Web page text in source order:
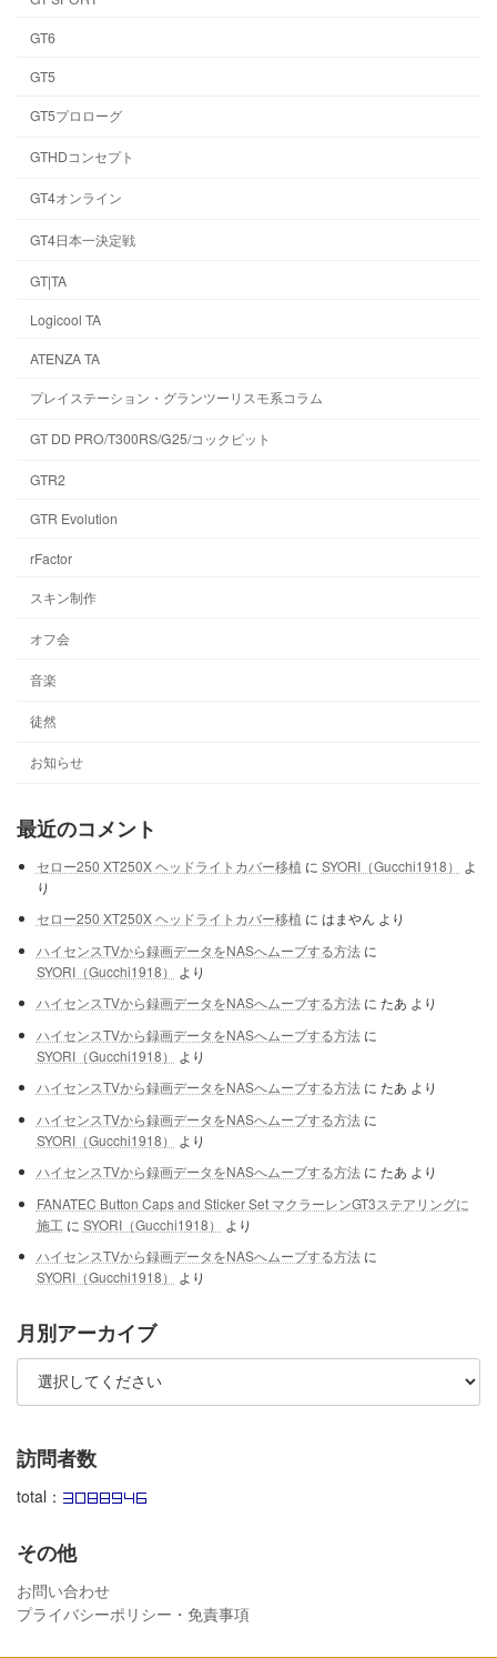
GT6
GT5
GT5プロローグ
GTHDコンセプト
GT4オンライン
GT4日本一決定戦
GT|TA
Logicool TA
ATENZA TA
プレイステーション・グランツーリスモ系コラム
GT DD PRO/T300RS/G25/コックピット
GTR2
GTR Evolution
rFactor
スキン制作
オフ会
音楽
徒然
お知らせ
最近のコメント
セロー250 XT250X ヘッドライトカバー移植 に SYORI（Gucchi1918）
よ
り
セロー250 XT250X ヘッドライトカバー移植 に はまやん より
ハイセンスTVから録画データをNASへムーブする方法に
SYORI（Gucchi1918）
より
ハイセンスTVから録画データをNASへムーブする方法に たあ より
ハイセンスTVから録画データをNASへムーブする方法に
SYORI（Gucchi1918）
より
ハイセンスTVから録画データをNASへムーブする方法に たあ より
ハイセンスTVから録画データをNASへムーブする方法に
SYORI（Gucchi1918）
より
ハイセンスTVから録画データをNASへムーブする方法に たあ より
FANATEC Button Caps and Sticker Set マクラーレンGT3ステアリングに
施工 に SYORI（Gucchi1918）
より
ハイセンスTVから録画データをNASへムーブする方法に
SYORI（Gucchi1918）
より
月別アーカイブ
訪問者数
total：
その他
お問い合わせ
プライバシーポリシー・免責事項